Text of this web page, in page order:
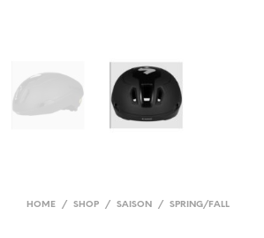
HOME / SHOP / SAISON / SPRING/FALL